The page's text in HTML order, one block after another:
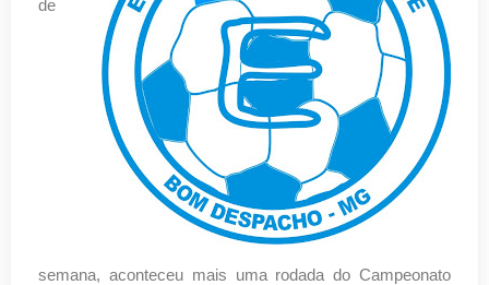
de
semana, aconteceu mais uma rodada do Campeonato